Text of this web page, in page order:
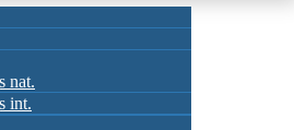
nat.
int.